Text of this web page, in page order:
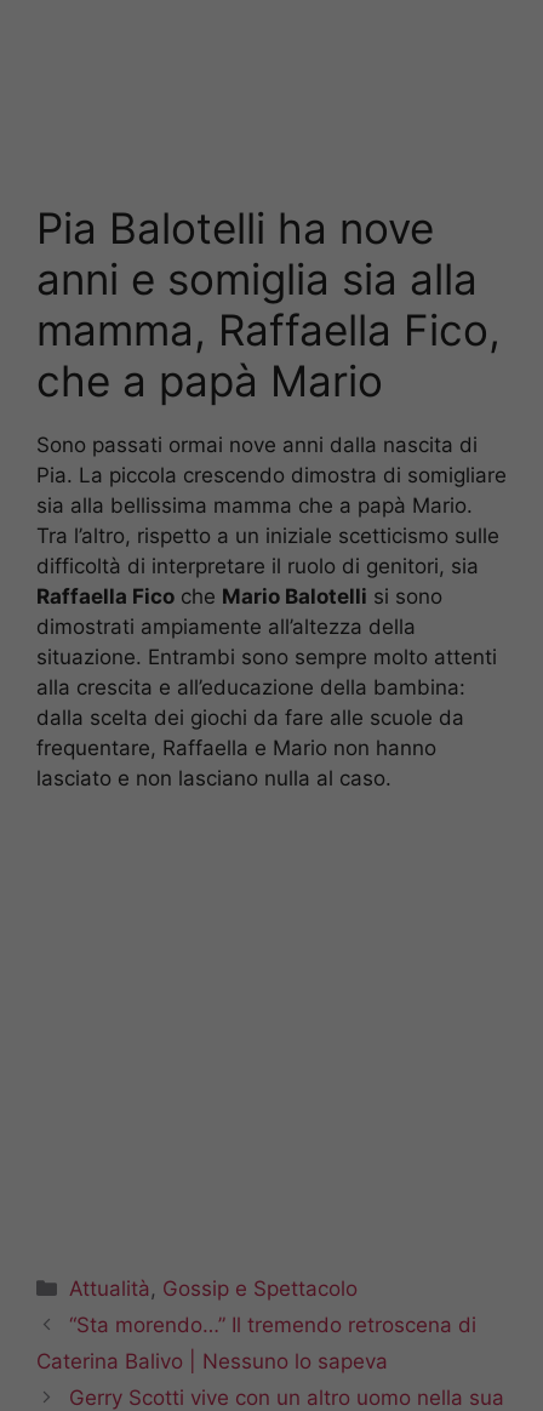
Pia Balotelli ha nove
anni e somiglia sia alla
mamma, Raffaella Fico,
che a papà Mario
Sono passati ormai nove anni dalla nascita di
Pia. La piccola crescendo dimostra di somigliare
sia alla bellissima mamma che a papà Mario.
Tra l’altro, rispetto a un iniziale scetticismo sulle
difficoltà di interpretare il ruolo di genitori, sia
Raffaella Fico che Mario Balotelli si sono
dimostrati ampiamente all’altezza della
situazione. Entrambi sono sempre molto attenti
alla crescita e all’educazione della bambina:
dalla scelta dei giochi da fare alle scuole da
frequentare, Raffaella e Mario non hanno
lasciato e non lasciano nulla al caso.
Categorie
Attualità , Gossip e Spettacolo
“Sta morendo…” Il tremendo retroscena di
Caterina Balivo | Nessuno lo sapeva
Gerry Scotti vive con un altro uomo nella sua